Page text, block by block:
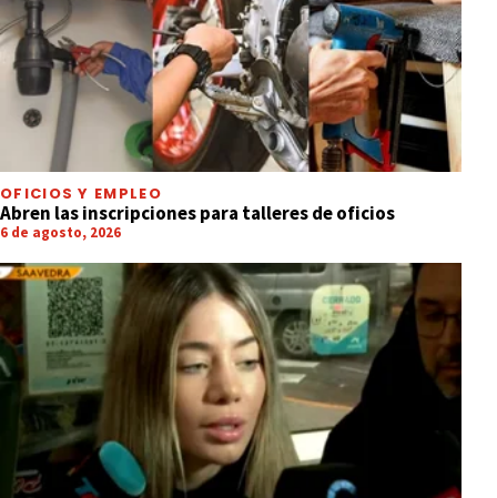
OFICIOS Y EMPLEO
Abren las inscripciones para talleres de oficios
6 de agosto, 2026